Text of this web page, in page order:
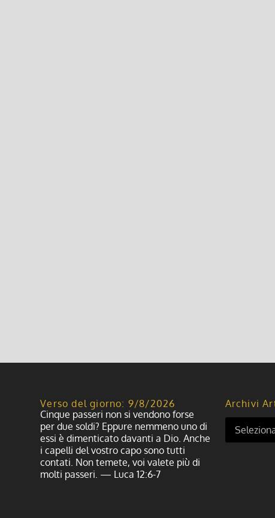
Verso del giorno: 9/8/2026
Cinque passeri non si vendono forse
per due soldi? Eppure nemmeno uno di
essi è dimenticato davanti a Dio. Anche
i capelli del vostro capo sono tutti
contati. Non temete, voi valete più di
molti passeri. — Luca 12:6-7
Archivi